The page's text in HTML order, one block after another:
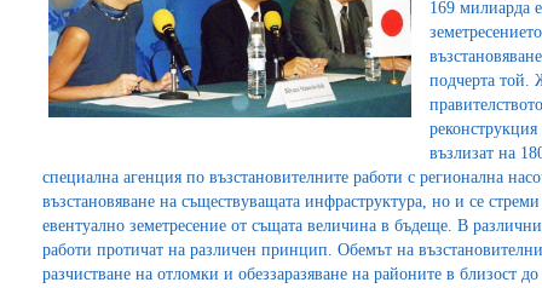
169 милиарда
подчерта той.
възлизат на
специална агенция по възстановителните работи с регионална
възстановяване на съществуващата инфраструктура, но и се
евентуално земетресение от същата величина в бъдеще. В
работи протичат на различен принцип. Обемът на
разчистване на отломки и обеззаразяване на районите в близост